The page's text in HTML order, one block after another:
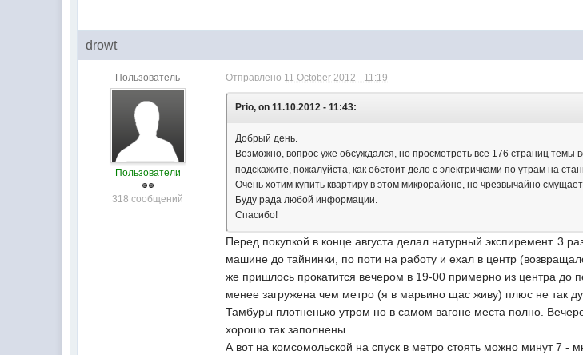
drowt
Пользователь
Пользователи
318 сообщений
Отправлено 11 October 2012 - 11:19
Prio, on 11.10.2012 - 11:43:
Добрый день.
Возможно, вопрос уже обсуждался, но просмотреть все 176 страниц темы
подскажите, пожалуйста, как обстоит дело с электричками по утрам на
Очень хотим купить квартиру в этом микрорайоне, но чрезвычайно
Буду рада любой информации.
Спасибо!
Перед покупкой в конце августа делал натурный экспиремент. 3
машине до тайнинки, по поти на работу и ехал в центр
же пришлось прокатится вечером в 19-00 примерно из центра до
менее загружена чем метро (я в марьино щас живу) плюс не так
Тамбуры плотненько утром но в самом вагоне места полно.
хорошо так заполнены.
А вот на комсомольской на спуск в метро стоять можно минут 7 -